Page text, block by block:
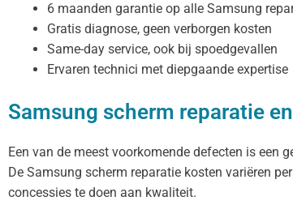
6 maanden garantie op alle Samsung
Gratis diagnose, geen verborgen kosten
Same-day service, ook bij spoedgevallen
Ervaren technici met diepgaande expertise
Samsung scherm reparatie
Een van de meest voorkomende defecten is een
De Samsung scherm reparatie kosten variëren
concessies te doen aan kwaliteit.